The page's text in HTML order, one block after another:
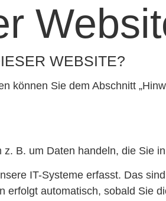
WEBSITE?
können Sie dem Abschnitt
B. um Daten handeln, die Sie
IT-Systeme erfasst. Das
erfolgt automatisch, sobald Sie